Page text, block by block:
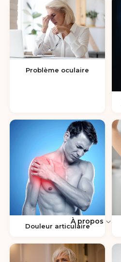
À propos
Problème oculaire
Douleur articulaire